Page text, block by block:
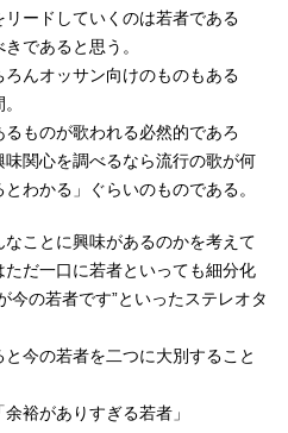
ードしていくのは若者である
であると思う。
んオッサン向けのものもある
ものが歌われる必然的であろ
関心を調べるなら流行の歌が何
わかる」ぐらいのものである。
ことに興味があるのかを考えて
だ一口に若者といっても細分化
今の若者です”といったステレオタ
今の若者を二つに大別すること
裕がありすぎる若者」